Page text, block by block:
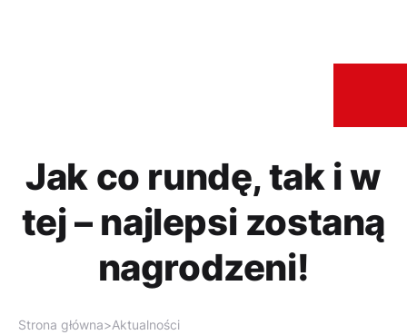
Jak co rundę, tak i w
tej – najlepsi zostaną
nagrodzeni!
Strona główna>Aktualności